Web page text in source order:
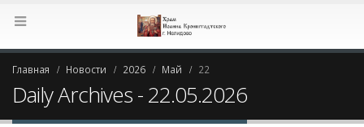
Главная Новости 2026 Май 22
Daily Archives - 22.05.2026